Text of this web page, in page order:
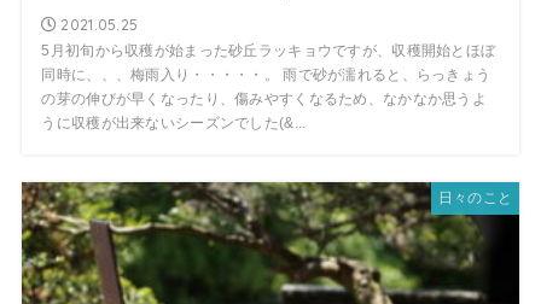
2021.05.25
5月初旬から収穫が始まった砂丘ラッキョウですが、収穫開始とほぼ
同時に、、、梅雨入り・・・・・。 雨で砂が濡れると、らっきょう
の芽の伸びが早くなったり、傷みやすくなるため、なかなか思うよ
うに収穫が出来ないシーズンでした(&...
日々のこと